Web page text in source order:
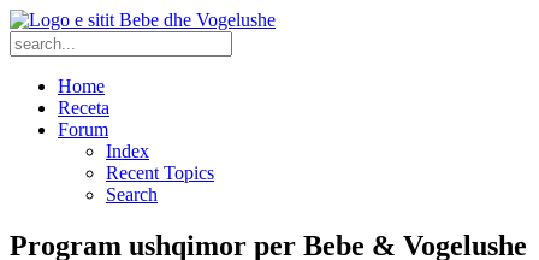
Home
Receta
Forum
Index
Recent Topics
Search
Program ushqimor per Bebe & Vogelushe